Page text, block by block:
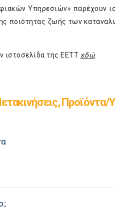
Υπηρεσιών» παρέχουν
ποιότητας ζωής των
ιστοσελίδα της ΕΕΤΤ εδώ
Προϊόντα/